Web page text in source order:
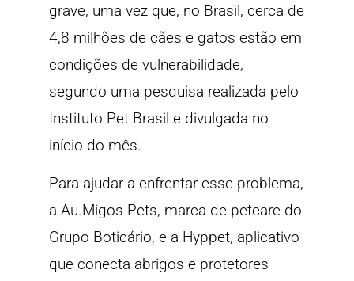
grave, uma vez que, no Brasil, cerca de
4,8 milhões de cães e gatos estão em
condições de vulnerabilidade,
segundo uma pesquisa realizada pelo
Instituto Pet Brasil e divulgada no
início do mês.
Para ajudar a enfrentar esse problema,
a Au.Migos Pets, marca de petcare do
Grupo Boticário, e a Hyppet, aplicativo
que conecta abrigos e protetores